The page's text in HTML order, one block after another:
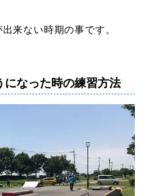
来ない時期の事です。
になった時の練習方法